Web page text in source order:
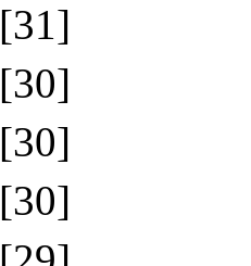
[31]
[30]
[30]
[30]